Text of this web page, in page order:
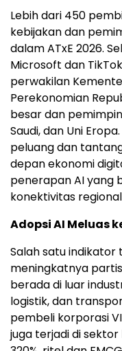
Lebih dari 450
kebijakan dan
dalam ATxE 2026.
Microsoft dan
perwakilan
Perekonomian
besar dan
Saudi, dan Uni
peluang dan
depan ekonomi
penerapan AI yang
konektivitas
Adopsi AI Meluas
Salah satu
meningkatnya
berada di luar
logistik, dan
pembeli korporasi
juga terjadi di